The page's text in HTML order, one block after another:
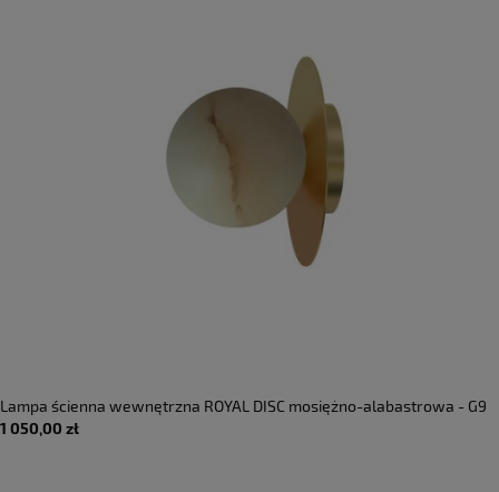
Lampa ścienna wewnętrzna ROYAL DISC mosiężno-alabastrowa - G9
220-240V IP20 - ROBIN
1 050,00 zł